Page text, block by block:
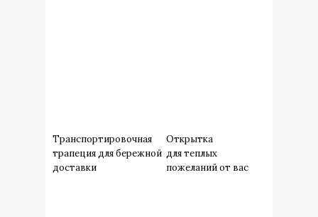
Транспортировочная
трапеция для бережной
доставки
Открытка
для теплых
пожеланий от вас